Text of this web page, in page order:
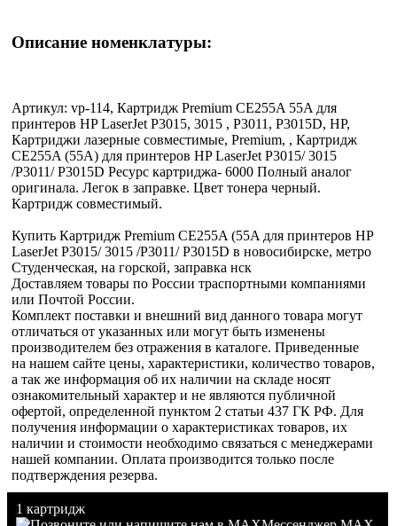
Описание номенклатуры:
Артикул: vp-114, Картридж Premium CE255A 55A для
принтеров HP LaserJet P3015, 3015 , P3011, P3015D, HP,
Картриджи лазерные совместимые, Premium, , Картридж
CE255A (55A) для принтеров HP LaserJet P3015/ 3015
/P3011/ P3015D Ресурс картриджа- 6000 Полный аналог
оригинала. Легок в заправке. Цвет тонера черный.
Картридж совместимый.
Купить Картридж Premium CE255A (55A для принтеров HP
LaserJet P3015/ 3015 /P3011/ P3015D в новосибирске, метро
Студенческая, на горской, заправка нск
Доставляем товары по России траспортными компаниями
или Почтой России.
Комплект поставки и внешний вид данного товара могут
отличаться от указанных или могут быть изменены
производителем без отражения в каталоге. Приведенные
на нашем сайте цены, характеристики, количество товаров,
а так же информация об их наличии на складе носят
ознакомительный характер и не являются публичной
офертой, определенной пунктом 2 статьи 437 ГК РФ. Для
получения информации о характеристиках товаров, их
наличии и стоимости необходимо связаться с менеджерами
нашей компании. Оплата производится только после
подтверждения резерва.
1 картридж